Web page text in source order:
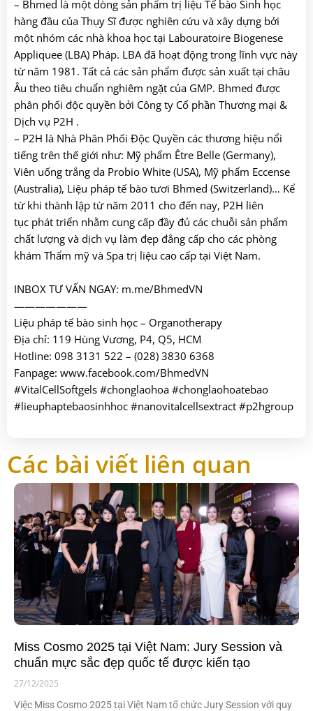
– Bhmed là một dòng sản phẩm trị liệu Tế bào Sinh học
hàng đầu của Thụy Sĩ được nghiên cứu và xây dựng bởi
một nhóm các nhà khoa học tại Labouratoire Biogenese
Appliquee (LBA) Pháp. LBA đã hoạt động trong lĩnh vực này
từ năm 1981. Tất cả các sản phẩm được sản xuất tại châu
Âu theo tiêu chuẩn nghiêm ngặt của GMP. Bhmed được
phân phối độc quyền bởi Công ty Cổ phần Thương mại &
Dịch vụ P2H .
– P2H là Nhà Phân Phối Độc Quyền các thương hiệu nổi
tiếng trên thế giới như: Mỹ phẩm Être Belle (Germany),
Viên uống trắng da Probio White (USA), Mỹ phẩm Eccense
(Australia), Liệu pháp tế bào tươi Bhmed (Switzerland)… Kể
từ khi thành lập từ năm 2011 cho đến nay, P2H liên
tục phát triển nhằm cung cấp đầy đủ các chuỗi sản phẩm
chất lượng và dịch vụ làm đẹp đẳng cấp cho các phòng
khám Thẩm mỹ và Spa trị liệu cao cấp tại Việt Nam.
INBOX TƯ VẤN NGAY: m.me/BhmedVN
———————
Liệu pháp tế bào sinh học – Organotherapy
Địa chỉ: 119 Hùng Vương, P4, Q5, HCM
Hotline: 098 3131 522 – (028) 3830 6368
Fanpage: www.facebook.com/BhmedVN
#VitalCellSoftgels #chonglaohoa #chonglaohoatebao
#lieuphaptebaosinhhoc #nanovitalcellsextract #p2hgroup
Các bài viết liên quan
Miss Cosmo 2025 tại Việt Nam: Jury Session và
chuẩn mực sắc đẹp quốc tế được kiến tạo
27/12/2025
Việc Miss Cosmo 2025 tại Việt Nam tổ chức Jury Session với quy